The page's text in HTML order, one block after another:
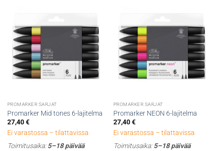
PROMARKER SARJAT
Promarker Mid tones 6-lajitelma
27,40€
Ei varastossa – tilattavissa
Toimitusaika:5–18 päivää
PROMARKER SARJAT
Promarker NEON 6-lajitelma
27,40€
Ei varastossa – tilattavissa
Toimitusaika:5–18 päivää